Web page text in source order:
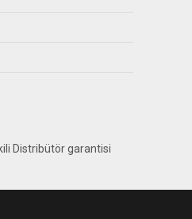
Distribütör garantisi